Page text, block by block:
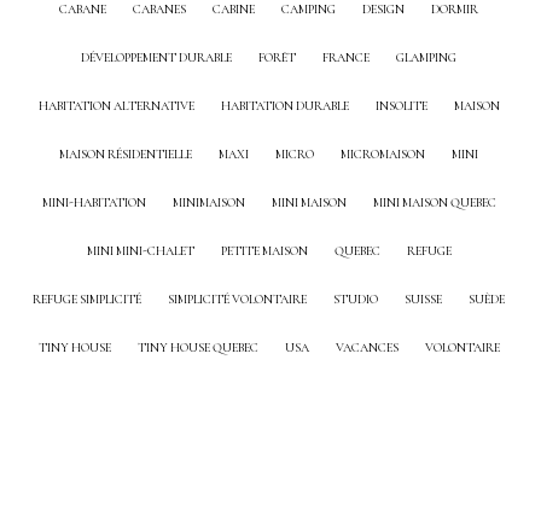
CABANE CABANES CABINE CAMPING DESIGN DORMIR
DÉVELOPPEMENT DURABLE FORÊT FRANCE GLAMPING
HABITATION ALTERNATIVE HABITATION DURABLE INSOLITE MAISON
MAISON RÉSIDENTIELLE MAXI MICRO MICROMAISON MINI
MINI-HABITATION MINIMAISON MINI MAISON MINI MAISON QUEBEC
MINI MINI-CHALET PETITE MAISON QUEBEC REFUGE
REFUGE SIMPLICITÉ SIMPLICITÉ VOLONTAIRE STUDIO SUISSE SUÈDE
TINY HOUSE TINY HOUSE QUEBEC USA VACANCES VOLONTAIRE